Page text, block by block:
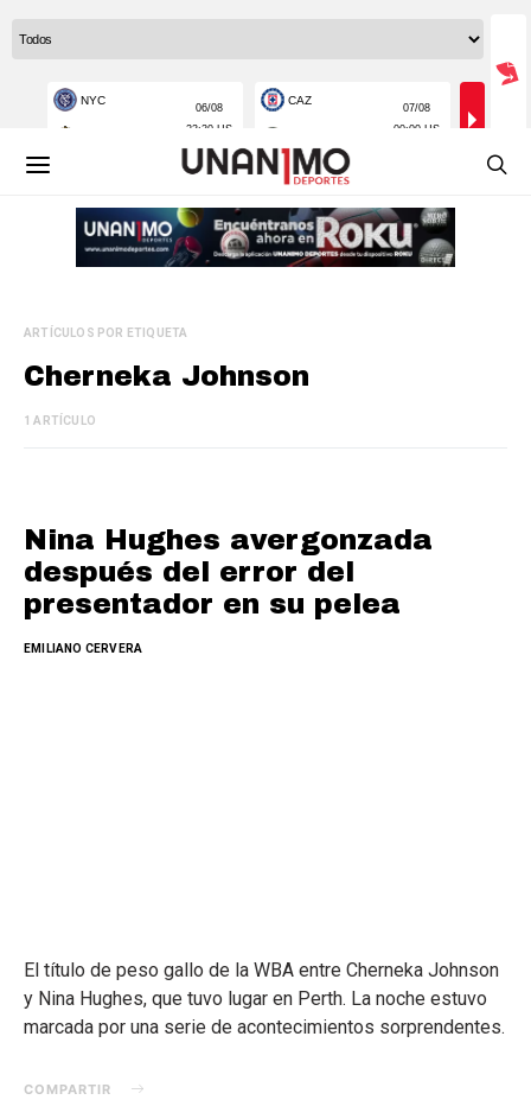
ARTÍCULOS POR ETIQUETA
Cherneka Johnson
1 ARTÍCULO
Nina Hughes avergonzada
después del error del
presentador en su pelea
EMILIANO CERVERA
El título de peso gallo de la WBA entre Cherneka Johnson
y Nina Hughes, que tuvo lugar en Perth. La noche estuvo
marcada por una serie de acontecimientos sorprendentes.
COMPARTIR